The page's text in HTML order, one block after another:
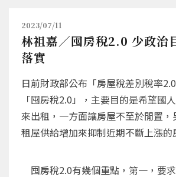
2023/07/11
林祖嘉／囤房稅2.0 少政治
落實
日前財政部公布「房屋稅差別稅率
「囤房稅2.0」，主要目的是希望國
來出租，一方面讓房屋不至於閒置，
租屋供給增加來抑制近期不斷上漲的
囤房稅2.0有幾個重點，第一，要